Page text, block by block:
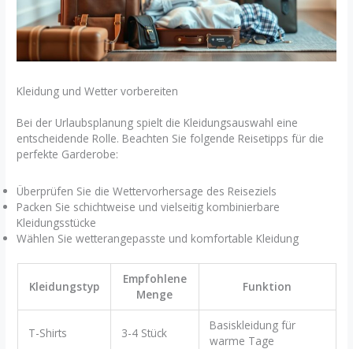
Kleidung und Wetter vorbereiten
Bei der Urlaubsplanung spielt die Kleidungsauswahl eine
entscheidende Rolle. Beachten Sie folgende Reisetipps für die
perfekte Garderobe:
Überprüfen Sie die Wettervorhersage des Reiseziels
Packen Sie schichtweise und vielseitig kombinierbare
Kleidungsstücke
Wählen Sie wetterangepasste und komfortable Kleidung
Kleidungstyp
Empfohlene
Menge
Funktion
T-Shirts 3-4 Stück
Basiskleidung für
warme Tage